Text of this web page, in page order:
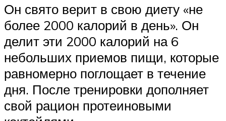
Он свято верит в свою диету «не
более 2000 калорий в день». Он
делит эти 2000 калорий на 6
небольших приемов пищи, которые
равномерно поглощает в течение
дня. После тренировки дополняет
свой рацион протеиновыми